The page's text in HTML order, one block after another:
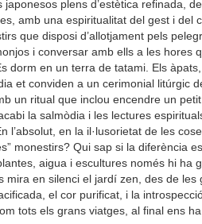
plens d’estètica refinada,
amb una espiritualitat del gest i del
que disposi d’allotjament pels
i conversar amb ells a les hores
dorm en un terra de tatami. Els
et conviden a un cerimonial litúrgic
un ritual que inclou encendre un
la salmòdia i les lectures
l’absolut, en la il·lusorietat de les
monestirs? Qui sap si la diferència
aigua i escultures només hi ha
en silenci el jardí zen, des de les
el cor purificat, i la
tots els grans viatges, al final ens